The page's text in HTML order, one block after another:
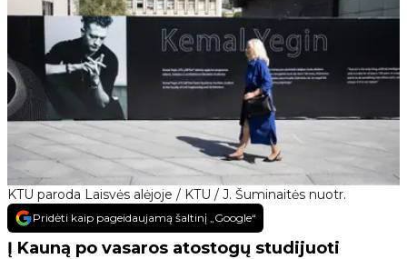
KTU paroda Laisvės alėjoje / KTU / J. Šuminaitės nuotr.
Pridėti kaip pageidaujamą šaltinį „Google“
Į Kauną po vasaros atostogų studijuoti